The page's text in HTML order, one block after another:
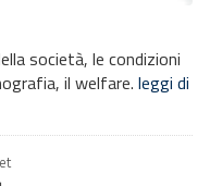
società, le condizioni
il welfare. leggi di